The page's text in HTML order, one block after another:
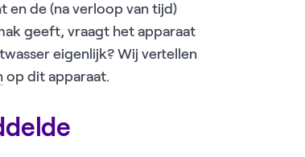
en de (na verloop van tijd)
geeft, vraagt het apparaat
eigenlijk? Wij vertellen
op dit apparaat.